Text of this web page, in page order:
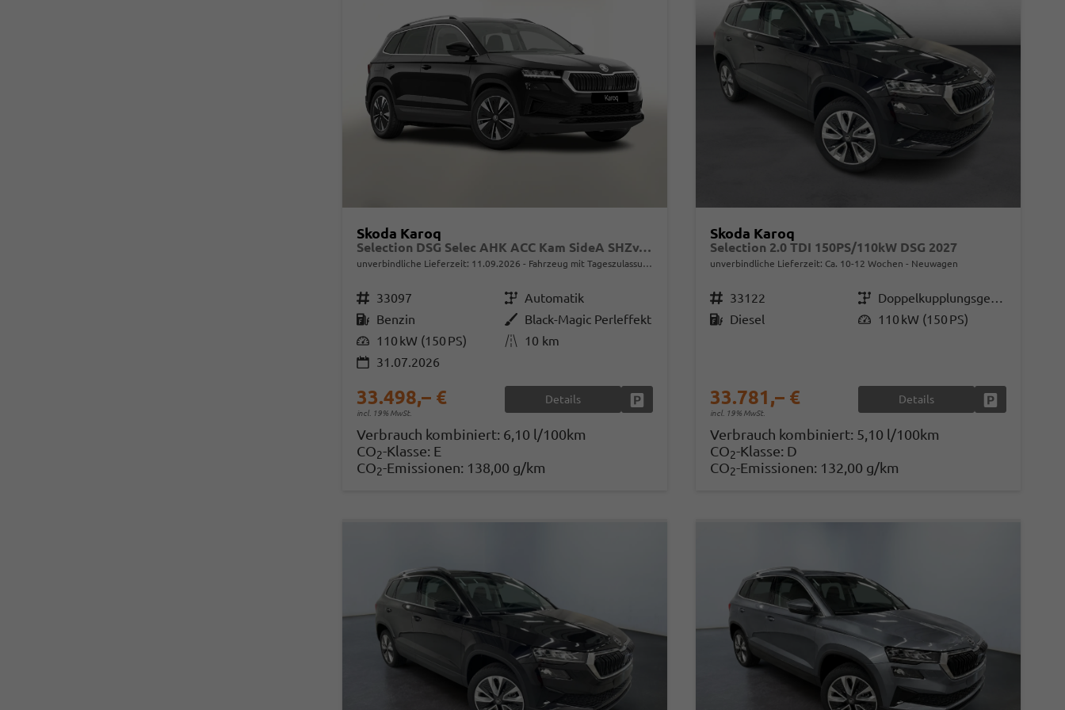
Skoda Karoq
Selection DSG Selec AHK ACC Kam SideA SHZv/h Kessy
unverbindliche Lieferzeit: 11.09.2026 Fahrzeug mit Tageszulassung
Fahrzeugnr. 33097 GetriebeAutomatik
Kraftstoff Benzin AußenfarbeBlack-Magic Perleffekt
Leistung 110 kW (150 PS) Kilometerstand 10 km
31.07.2026
33.498,– €
incl. 19% MwSt.
Details Fahrzeug parken
Verbrauch kombiniert: 6,10 l/100km
CO2-Klasse: E
CO2-Emissionen: 138,00 g/km
Skoda Karoq
Selection 2.0 TDI 150PS/110kW DSG 2027
unverbindliche Lieferzeit: Ca. 10-12 Wochen Neuwagen
Fahrzeugnr. 33122 Getriebe
Doppelkupplungsgetriebe (DSG)
Kraftstoff Diesel Leistung 110 kW (150 PS)
33.781,– €
incl. 19% MwSt.
Details
Verbrauch kombiniert: 5,10 l/100km
CO2-Klasse: D
CO2-Emissionen: 132,00 g/km